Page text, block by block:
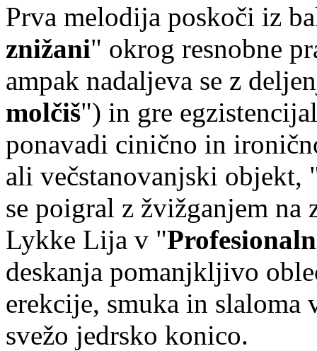
Prva melodija poskoči iz
znižani" okrog resnobne
ampak nadaljeva se z
molčiš") in gre
ponavadi cinično in
ali večstanovanjski objekt,
se poigral z žvižganjem
Lykke Lija v "
deskanja pomanjkljivo
erekcije, smuka in slaloma
svežo jedrsko konico.